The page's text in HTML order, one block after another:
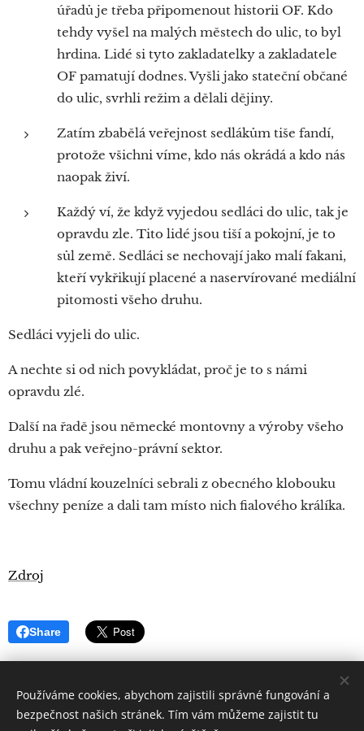
úřadů je třeba připomenout historii OF. Kdo
tehdy vyšel na malých městech do ulic, to byl
hrdina. Lidé si tyto zakladatelky a zakladatele
OF pamatují dodnes. Vyšli jako stateční občané
do ulic, svrhli režim a dělali dějiny.
Zatím zbabělá veřejnost sedlákům tiše fandí,
protože všichni víme, kdo nás okrádá a kdo nás
naopak živí.
Každý ví, že když vyjedou sedláci do ulic, tak je
opravdu zle. Tito lidé jsou tiší a pokojní, je to
sůl země. Sedláci se nechovají jako malí fakani,
kteří vykřikují placené a naservírované mediální
pitomosti všeho druhu.
Sedláci vyjeli do ulic.
A nechte si od nich povykládat, proč je to s námi
opravdu zlé.
Další na řadě jsou německé montovny a výroby všeho
druhu a pak veřejno-právní sektor.
Tomu vládní kouzelníci sebrali z obecného klobouku
všechny peníze a dali tam místo nich fialového králíka.
Zdroj
Share
Používáme cookies, abychom zajistili správné fungování a
bezpečnost našich stránek. Tím vám můžeme zajistit tu